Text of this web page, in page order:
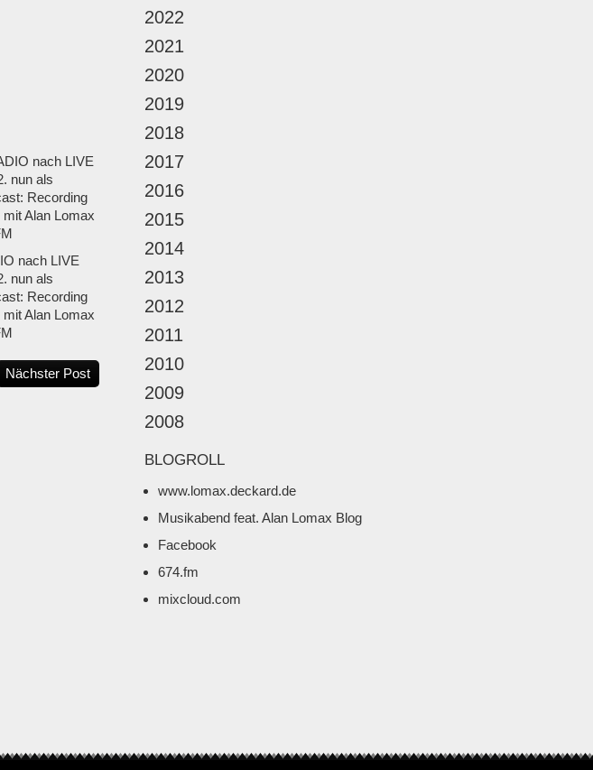
nach LIVE
nun als
Recording
mit Alan Lomax
Nächster Post
2022
2021
2020
2019
2018
2017
2016
2015
2014
2013
2012
2011
2010
2009
2008
BLOGROLL
www.lomax.deckard.de
Musikabend feat. Alan Lomax Blog
Facebook
674.fm
mixcloud.com